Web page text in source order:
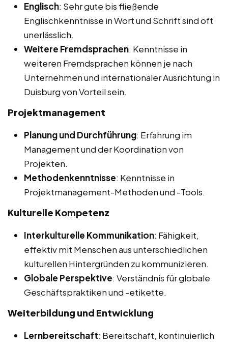
Englisch: Sehr gute bis fließende
Englischkenntnisse in Wort und Schrift sind oft
unerlässlich.
Weitere Fremdsprachen: Kenntnisse in
weiteren Fremdsprachen können je nach
Unternehmen und internationaler Ausrichtung in
Duisburg von Vorteil sein.
Projektmanagement
Planung und Durchführung: Erfahrung im
Management und der Koordination von
Projekten.
Methodenkenntnisse: Kenntnisse in
Projektmanagement-Methoden und -Tools.
Kulturelle Kompetenz
Interkulturelle Kommunikation: Fähigkeit,
effektiv mit Menschen aus unterschiedlichen
kulturellen Hintergründen zu kommunizieren.
Globale Perspektive: Verständnis für globale
Geschäftspraktiken und -etikette.
Weiterbildung und Entwicklung
Lernbereitschaft: Bereitschaft, kontinuierlich